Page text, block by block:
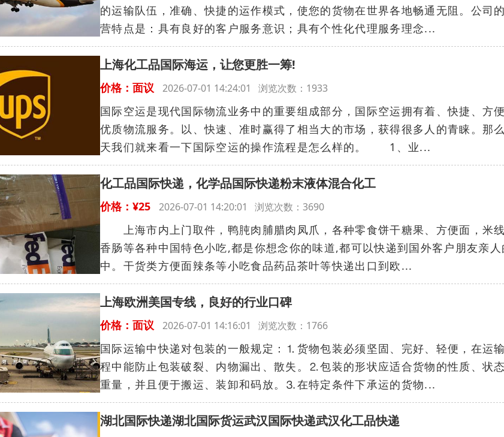
的运输队伍，准确、快捷的运作模式，使您的货物在世界各地畅通无阻。公司
营特点是：具有良好的客户服务意识；具有个性化代理服务理念...
上海化工品国际海运，让您更胜一筹!
价格：面议 2026-07-01 14:24:01 浏览次数：1933
国际空运是现代国际物流业务中的重要组成部分，国际空运拥有着、快捷、方
优质物流服务。以、快速、准时赢得了相当大的市场，获得很多人的青睐。那
天我们就来看一下国际空运的操作流程是怎么样的。 1、业...
化工品国际快递，化学品国际快递粉末液体混合化工
价格：¥25 2026-07-01 14:20:01 浏览次数：3690
上海市内上门取件，鸭肫肉脯腊肉凤爪，各种零食饼干糖果、方便面，米
香肠等各种中国特色小吃,都是你想念你的味道,都可以快递到国外客户朋友亲
中。干货类方便面辣条等小吃食品药品茶叶等快递出口到欧...
上海欧洲美国专线，良好的行业口碑
价格：面议 2026-07-01 14:16:01 浏览次数：1766
国际运输中快递对包装的一般规定：⒈货物包装必须坚固、完好、轻便，在运
程中能防止包装破裂、内物漏出、散失。⒉包装的形状应适合货物的性质、状
重量，并且便于搬运、装卸和码放。⒊在特定条件下承运的货物...
湖北国际快递湖北国际货运武汉国际快递武汉化工品快递